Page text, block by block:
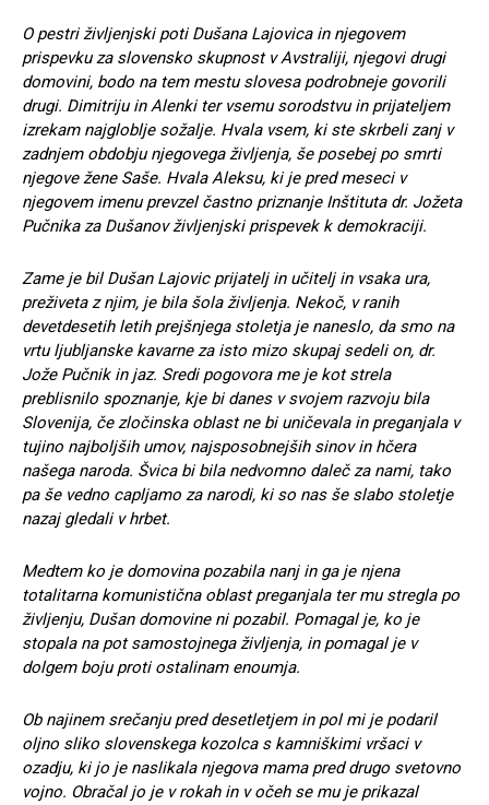
O pestri življenjski poti Dušana Lajovica in njegovem
prispevku za slovensko skupnost v Avstraliji, njegovi drugi
domovini, bodo na tem mestu slovesa podrobneje govorili
drugi. Dimitriju in Alenki ter vsemu sorodstvu in prijateljem
izrekam najgloblje sožalje. Hvala vsem, ki ste skrbeli zanj v
zadnjem obdobju njegovega življenja, še posebej po smrti
njegove žene Saše. Hvala Aleksu, ki je pred meseci v
njegovem imenu prevzel častno priznanje Inštituta dr. Jožeta
Pučnika za Dušanov življenjski prispevek k demokraciji.
Zame je bil Dušan Lajovic prijatelj in učitelj in vsaka ura,
preživeta z njim, je bila šola življenja. Nekoč, v ranih
devetdesetih letih prejšnjega stoletja je naneslo, da smo na
vrtu ljubljanske kavarne za isto mizo skupaj sedeli on, dr.
Jože Pučnik in jaz. Sredi pogovora me je kot strela
preblisnilo spoznanje, kje bi danes v svojem razvoju bila
Slovenija, če zločinska oblast ne bi uničevala in preganjala v
tujino najboljših umov, najsposobnejših sinov in hčera
našega naroda. Švica bi bila nedvomno daleč za nami, tako
pa še vedno capljamo za narodi, ki so nas še slabo stoletje
nazaj gledali v hrbet.
Medtem ko je domovina pozabila nanj in ga je njena
totalitarna komunistična oblast preganjala ter mu stregla po
življenju, Dušan domovine ni pozabil. Pomagal je, ko je
stopala na pot samostojnega življenja, in pomagal je v
dolgem boju proti ostalinam enoumja.
Ob najinem srečanju pred desetletjem in pol mi je podaril
oljno sliko slovenskega kozolca s kamniškimi vršaci v
ozadju, ki jo je naslikala njegova mama pred drugo svetovno
vojno. Obračal jo je v rokah in v očeh se mu je prikazal